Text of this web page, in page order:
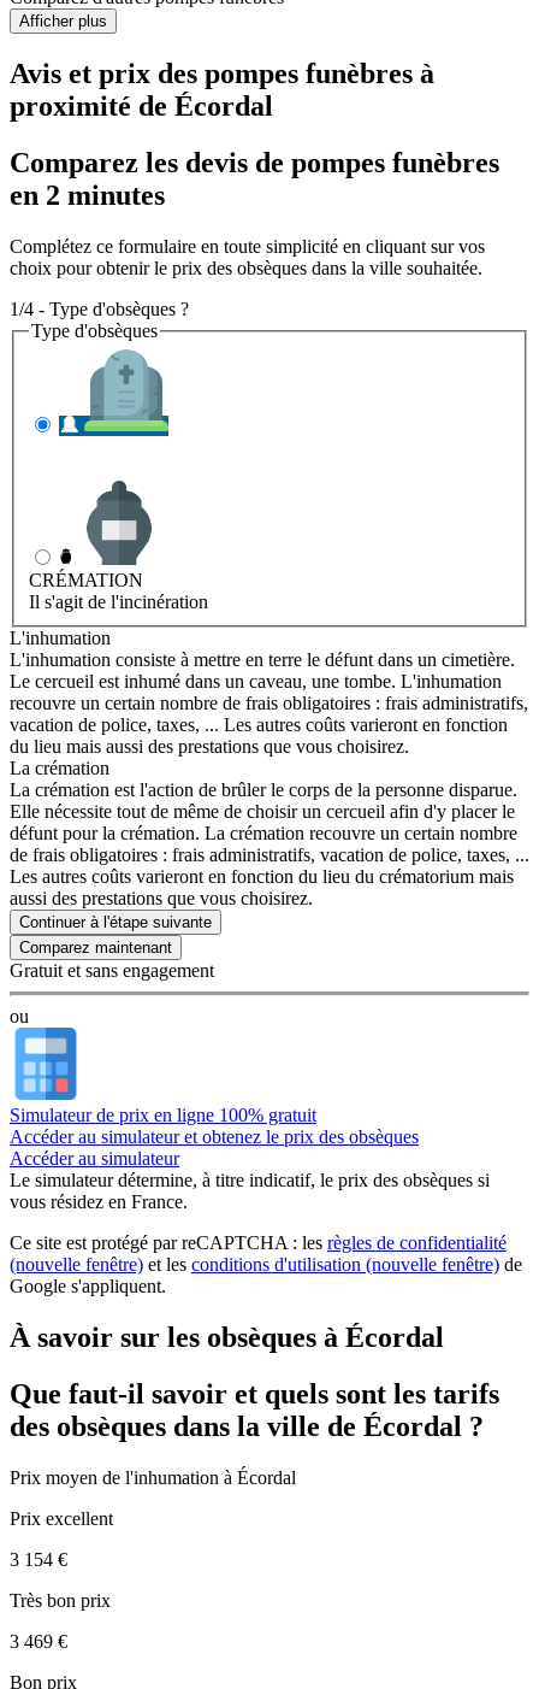
Afficher plus
Avis et prix des pompes funèbres à
proximité de Écordal
Comparez les devis de pompes funèbres
en 2 minutes
Complétez ce formulaire en toute simplicité en cliquant sur vos
choix pour obtenir le prix des obsèques dans la ville souhaitée.
1/4 - Type d'obsèques ?
Type d'obsèques
CRÉMATION
Il s'agit de l'incinération
L'inhumation
L'inhumation consiste à mettre en terre le défunt dans un cimetière.
Le cercueil est inhumé dans un caveau, une tombe. L'inhumation
recouvre un certain nombre de frais obligatoires : frais administratifs,
vacation de police, taxes, ... Les autres coûts varieront en fonction
du lieu mais aussi des prestations que vous choisirez.
La crémation
La crémation est l'action de brûler le corps de la personne disparue.
Elle nécessite tout de même de choisir un cercueil afin d'y placer le
défunt pour la crémation. La crémation recouvre un certain nombre
de frais obligatoires : frais administratifs, vacation de police, taxes, ...
Les autres coûts varieront en fonction du lieu du crématorium mais
aussi des prestations que vous choisirez.
Continuer à l'étape suivante
Gratuit et sans engagement
ou
Simulateur de prix en ligne 100% gratuit
Accéder au simulateur et obtenez le prix des obsèques
Accéder au simulateur
Le simulateurdétermine, à titre indicatif, le prix des obsèques si
vous résidez en France.
Ce site est protégé par reCAPTCHA : les règles de confidentialité
(nouvelle fenêtre) et les conditions d'utilisation (nouvelle fenêtre) de
Google s'appliquent.
À savoir sur les obsèques à Écordal
Que faut-il savoir et quels sont les tarifs
des obsèques dans la ville de Écordal ?
Prix moyen de l'inhumation à Écordal
Prix excellent
3 154 €
Très bon prix
3 469 €
Bon prix